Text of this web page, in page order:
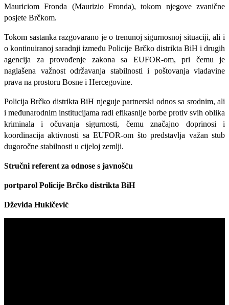
Mauriciom Fronda (Maurizio Fronda), tokom njegove zvanične
posjete Brčkom.
Tokom sastanka razgovarano je o trenunoj sigurnosnoj situaciji, ali i
o kontinuiranoj saradnji između Policije Brčko distrikta BiH i drugih
agencija za provođenje zakona sa EUFOR-om, pri čemu je
naglašena važnost održavanja stabilnosti i poštovanja vladavine
prava na prostoru Bosne i Hercegovine.
Policija Brčko distrikta BiH njeguje partnerski odnos sa srodnim, ali
i međunarodnim institucijama radi efikasnije borbe protiv svih oblika
kriminala i očuvanja sigurnosti, čemu značajno doprinosi i
koordinacija aktivnosti sa EUFOR-om što predstavlja važan stub
dugoročne stabilnosti u cijeloj zemlji.
Stručni referent za odnose s javnošću
portparol Policije Brčko distrikta BiH
Dževida Hukičević